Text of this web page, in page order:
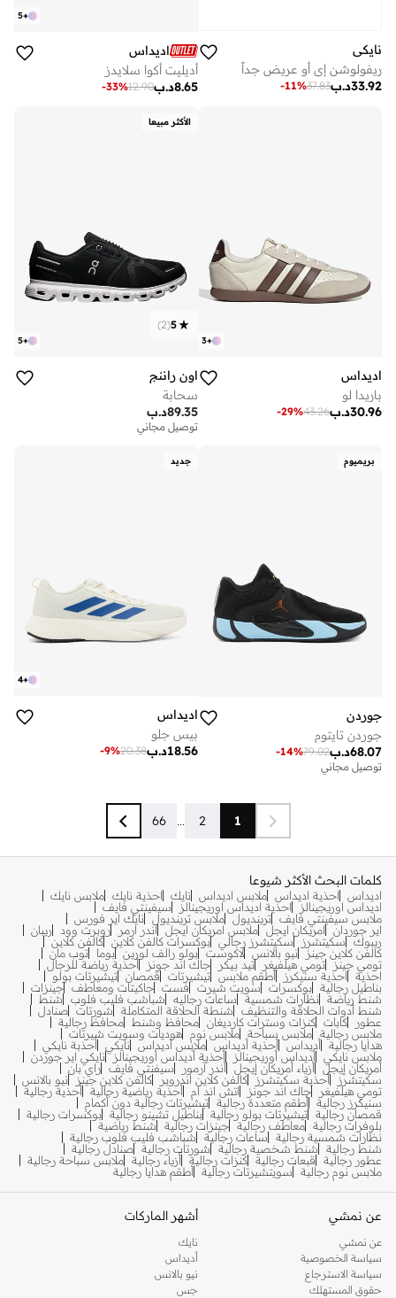
نايكي
ريفولوشن إي أو عريض جداً
د.ب33.92
37.83
-11%
+
5
اديداس
أديليت أكوا سلايدز
د.ب8.65
12.90
-33%
+
3
اديداس
باريدا لو
د.ب30.96
43.26
-29%
الأكثر مبيعا
+
5
5
(
2
)
اون راننج
سحابة
د.ب89.35
توصيل مجاني
بريميوم
جوردن
جوردن تايتوم
د.ب68.07
79.02
-14%
توصيل مجاني
جديد
+
4
اديداس
بيس جلو
د.ب18.56
20.38
-9%
1
2
...
66
كلمات البحث الأكثر شيوعا
اديداس احذية اديداس ملابس اديداس نايك احذية نايك ملابس نايك
اديداس اوريجينالز
احذية اديداس اوريجينالز
سيفينتي فايف
ملابس سيفينتي فايف ترينديول ملابس ترينديول نايك اير فورس
اير جوردان
امريكان ايجل ملابس امريكان ايجل اندر ارمر روبرت وود
ريبان
ريبوك
سكيتشرز سكيتشرز رجالي بوكسرات كالفن كلاين كالفن كلاين
كالفن كلاين جينز نيو بالانس لاكوست بولو رالف لورين بوما
توب مان
تومي جينز تومي هيلفيغر تيد بيكر جاك اند جونز
أحذية رياضة للرجال
احذية
احذية سنيكرز أطقم ملابس تيشيرتات قمصان تيشيرتات بولو
بناطيل رجالية بوكسرات سويت شيرت فست جاكيتات ومعاطف جينزات
شنط رياضة نظارات شمسية ساعات رجاليه شباشب فليب فلوب
شنط
شنط أدوات الحلاقة والتنظيف
شنطة الحلاقة المتكاملة شورتات صنادل
عطور
كابات كنزات وسترات كارديغان محافظ وشنط محافظ رجالية
ملابس رجالية ملابس سباحة ملابس نوم هوديات وسويت شيرتات
هدايا رجالية أديداس أحذية أديداس ملابس أديداس نايكي أحذبة نايكي
ملابس نايكي أديداس أوريجينالز أحذية أديداس أوريجينالز
نايكي اير جوردن
أمريكان إيجل أزياء أمريكان إيجل أندر آرمور سيفنتي فايف راي بان
سكيتشرز
أحذية سكيتشرز كالفن كلاين اندروير كالفن كلاين جينز
نيو بالانس
تومي هيلفيغر
جاك اند جونز اتش اند ام أحذية رياضية رجالية أحذية رجالية
سنيكرز رجالية أطقم متعددة رجالية تيشيرتات رجالية دون أكمام
قمصان رجالية تيشيرتات بولو رجالية بناطيل تشينو رجالية بوكسرات رجالية
بلوفرات رجالية معاطف رجالية جينزات رجالية
شنط رياضية
نظارات شمسية رجالية
ساعات رجالية
شباشب فليب فلوب رجالية
شنط رجالية
شنط شخصية رجالية شورتات رجالية صنادل رجالية
عطور رجالية
قبعات رجالية كنزات رجالية أزياء رجالية ملابس سباحة رجالية
ملابس نوم رجالية
سويتشيرتات رجالية أطقم هدايا رجالية
عن نمشي
عن نمشي
سياسة الخصوصية
سياسة الاسترجاع
حقوق المستهلك
أشهر الماركات
نايك
أديداس
نيو بالانس
جس